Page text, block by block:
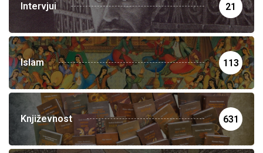
Intervjui 21
Islam 113
Književnost 631